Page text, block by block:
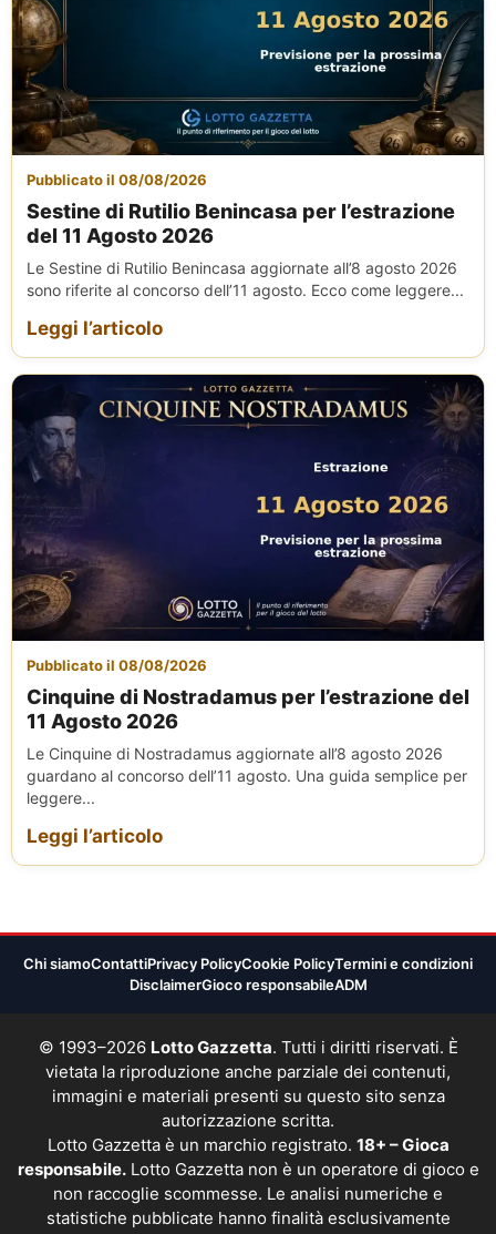
Pubblicato il 08/08/2026
Sestine di Rutilio Benincasa per l’estrazione
del 11 Agosto 2026
Le Sestine di Rutilio Benincasa aggiornate all’8 agosto 2026
sono riferite al concorso dell’11 agosto. Ecco come leggere...
Leggi l’articolo
Pubblicato il 08/08/2026
Cinquine di Nostradamus per l’estrazione del
11 Agosto 2026
Le Cinquine di Nostradamus aggiornate all’8 agosto 2026
guardano al concorso dell’11 agosto. Una guida semplice per
leggere...
Leggi l’articolo
Chi siamoContattiPrivacy PolicyCookie PolicyTermini e condizioni
DisclaimerGioco responsabileADM
© 1993–2026 Lotto Gazzetta. Tutti i diritti riservati. È
vietata la riproduzione anche parziale dei contenuti,
immagini e materiali presenti su questo sito senza
autorizzazione scritta.
Lotto Gazzetta è un marchio registrato. 18+ – Gioca
responsabile.Lotto Gazzetta non è un operatore di gioco e
non raccoglie scommesse. Le analisi numeriche e
statistiche pubblicate hanno finalità esclusivamente